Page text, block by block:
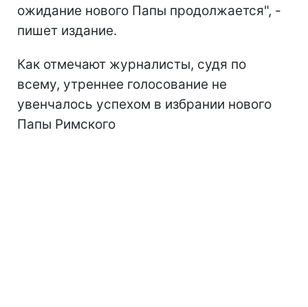
ожидание нового Папы продолжается", -
пишет издание.
Как отмечают журналисты, судя по
всему, утреннее голосование не
увенчалось успехом в избрании нового
Папы Римского